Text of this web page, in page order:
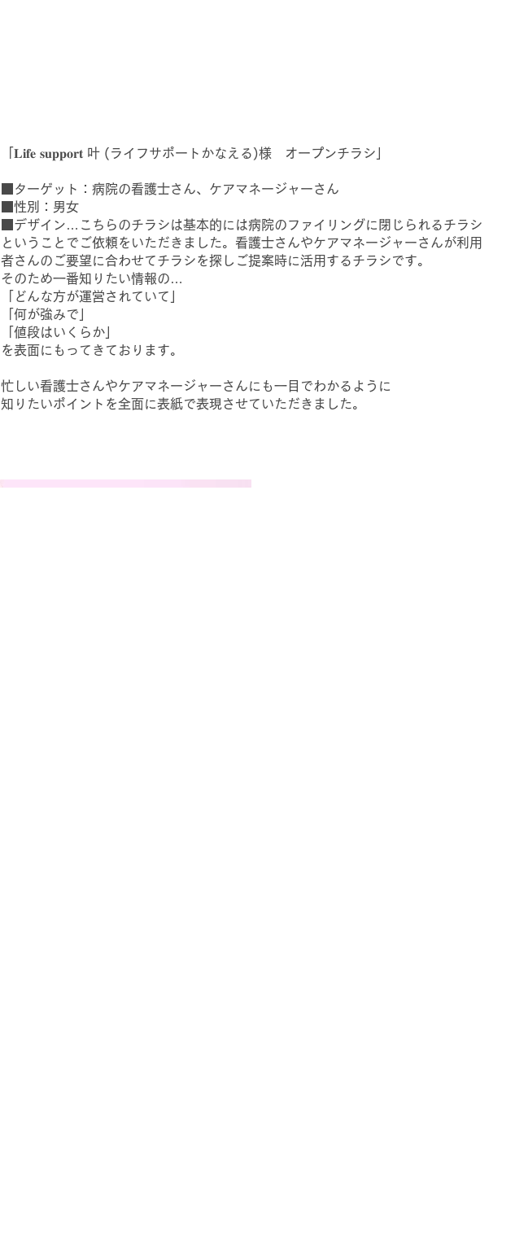
「𝐋𝐢𝐟𝐞 𝐬𝐮𝐩𝐩𝐨𝐫𝐭 叶 (ライフサポートかなえる)様 オープンチラシ」
■ターゲット：病院の看護士さん、ケアマネージャーさん
■性別：男女
■デザイン…こちらのチラシは基本的には病院のファイリングに閉じられるチラシ
ということでご依頼をいただきました。看護士さんやケアマネージャーさんが利用
者さんのご要望に合わせてチラシを探しご提案時に活用するチラシです。
そのため一番知りたい情報の…
「どんな方が運営されていて」
「何が強みで」
「値段はいくらか」
を表面にもってきております。
忙しい看護士さんやケアマネージャーさんにも一目でわかるように
知りたいポイントを全面に表紙で表現させていただきました。